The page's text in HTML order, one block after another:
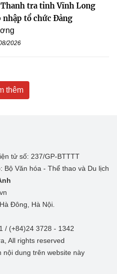
Thanh tra tỉnh Vĩnh Long
nhập tổ chức Đảng
2026
thêm
tử số: 237/GP-BTTTT
Bộ Văn hóa - Thể thao và Du lịch
Đông, Hà Nội.
/ (+84)24 3728 - 1342
All rights reserved
dung trên website này